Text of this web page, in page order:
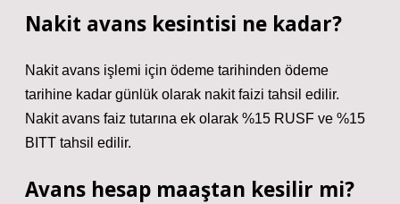
Nakit avans kesintisi ne kadar?
Nakit avans işlemi için ödeme tarihinden ödeme
tarihine kadar günlük olarak nakit faizi tahsil edilir.
Nakit avans faiz tutarına ek olarak %15 RUSF ve %15
BITT tahsil edilir.
Avans hesap maaştan kesilir mi?